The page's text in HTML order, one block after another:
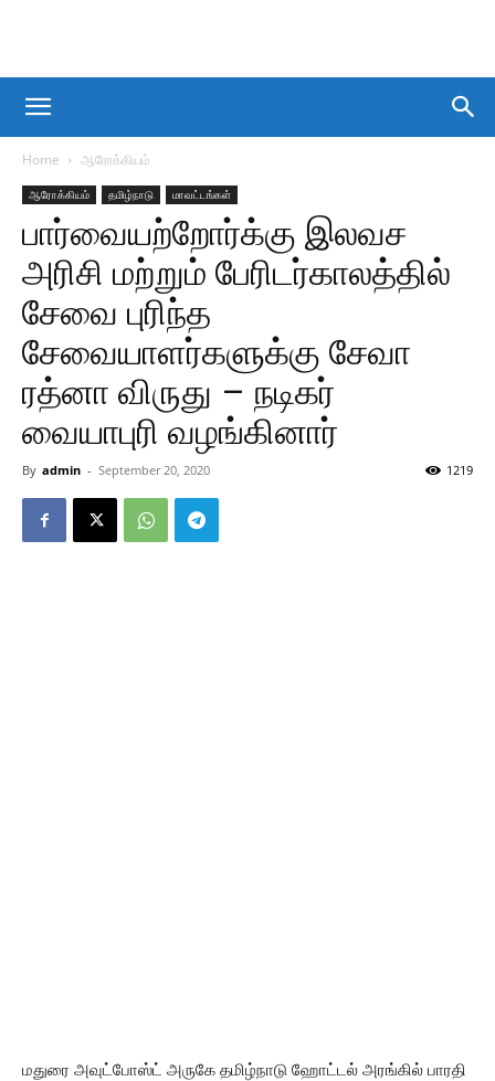
Home ஆரோக்கியம்
ஆரோக்கியம் தமிழ்நாடு மாவட்டங்கள்
பார்வையற்றோர்க்கு இலவச
அரிசி மற்றும் பேரிடர்காலத்தில்
சேவை புரிந்த
சேவையாளர்களுக்கு சேவா
ரத்னா விருது – நடிகர்
வையாபுரி வழங்கினார்
By admin - September 20, 2020 1219
மதுரை அவுட்போஸ்ட் அருகே தமிழ்நாடு ஹோட்டல் அரங்கில் பாரதி